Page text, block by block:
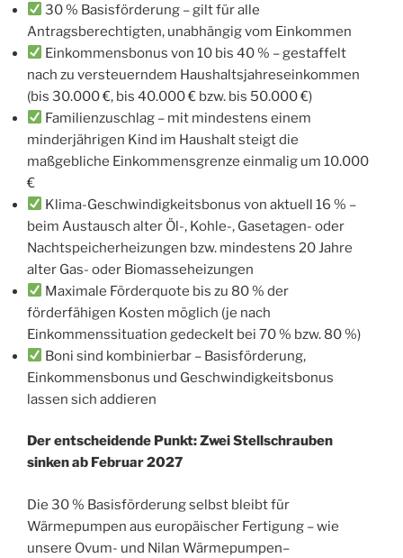
30 % Basisförderung – gilt für alle
Antragsberechtigten, unabhängig vom Einkommen
Einkommensbonus von 10 bis 40 % – gestaffelt
nach zu versteuerndem Haushaltsjahreseinkommen
(bis 30.000 €, bis 40.000 € bzw. bis 50.000 €)
Familienzuschlag – mit mindestens einem
minderjährigen Kind im Haushalt steigt die
maßgebliche Einkommensgrenze einmalig um 10.000
€
Klima-Geschwindigkeitsbonus von aktuell 16 % –
beim Austausch alter Öl-, Kohle-, Gasetagen- oder
Nachtspeicherheizungen bzw. mindestens 20 Jahre
alter Gas- oder Biomasseheizungen
Maximale Förderquote bis zu 80 % der
förderfähigen Kosten möglich (je nach
Einkommenssituation gedeckelt bei 70 % bzw. 80 %)
Boni sind kombinierbar – Basisförderung,
Einkommensbonus und Geschwindigkeitsbonus
lassen sich addieren
Der entscheidende Punkt: Zwei Stellschrauben
sinken ab Februar 2027
Die 30 % Basisförderung selbst bleibt für
Wärmepumpen aus europäischer Fertigung – wie
unsere Ovum- und Nilan Wärmepumpen–